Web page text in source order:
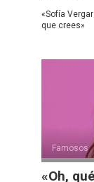
«Sofía
que crees»
Famosos
«Oh,